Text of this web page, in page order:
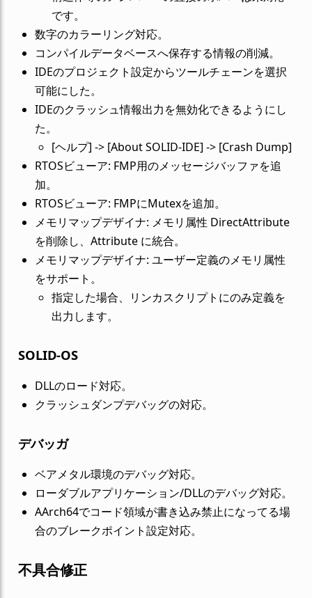
です。
数字のカラーリング対応。
コンパイルデータベースへ保存する情報の削減。
IDEのプロジェクト設定からツールチェーンを選択
可能にした。
IDEのクラッシュ情報出力を無効化できるようにし
た。
[ヘルプ] -> [About SOLID-IDE] -> [Crash Dump]
RTOSビューア: FMP用のメッセージバッファを追
加。
RTOSビューア: FMPにMutexを追加。
メモリマップデザイナ: メモリ属性 DirectAttribute
を削除し、Attribute に統合。
メモリマップデザイナ: ユーザー定義のメモリ属性
をサポート。
指定した場合、リンカスクリプトにのみ定義を
出力します。
SOLID-OS
DLLのロード対応。
クラッシュダンプデバッグの対応。
デバッガ
ベアメタル環境のデバッグ対応。
ローダブルアプリケーション/DLLのデバッグ対応。
AArch64でコード領域が書き込み禁止になってる場
合のブレークポイント設定対応。
不具合修正